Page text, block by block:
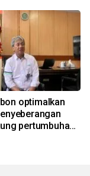
optimalkan
pertumbuhan
pariwisata